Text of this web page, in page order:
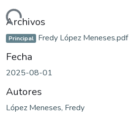
Archivos
Principal Fredy López Meneses.pdf
Fecha
2025-08-01
Autores
López Meneses, Fredy